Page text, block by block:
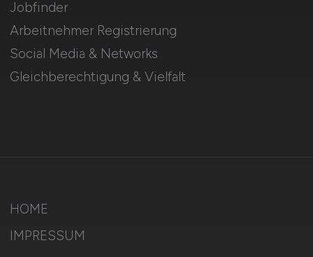
Jobfinder
Arbeitnehmer Registrierung
Social Media & Networks
Gleichberechtigung & Vielfalt
HOME
IMPRESSUM